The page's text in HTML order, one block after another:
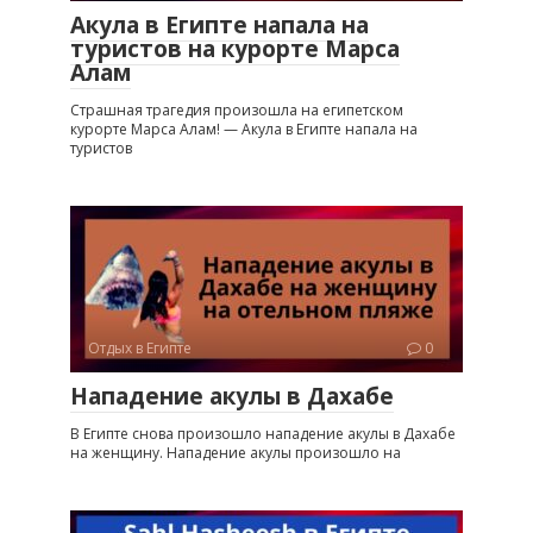
Акула в Египте напала на
туристов на курорте Марса
Алам
Страшная трагедия произошла на египетском
курорте Марса Алам! — Акула в Египте напала на
туристов
Отдых в Египте 0
Нападение акулы в Дахабе
В Египте снова произошло нападение акулы в Дахабе
на женщину. Нападение акулы произошло на